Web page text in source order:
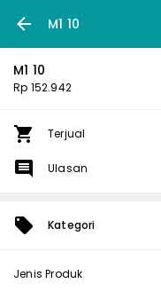
M1 10
M1 10
Rp 152.942
Terjual
Ulasan
Kategori
Jenis Produk